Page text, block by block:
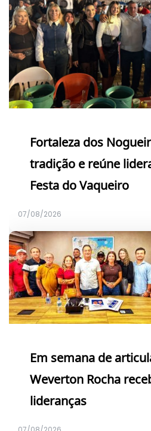
Fortaleza dos
tradição e reúne
Festa do Vaqueiro
07/08/2026
Em semana de
Weverton Rocha
lideranças